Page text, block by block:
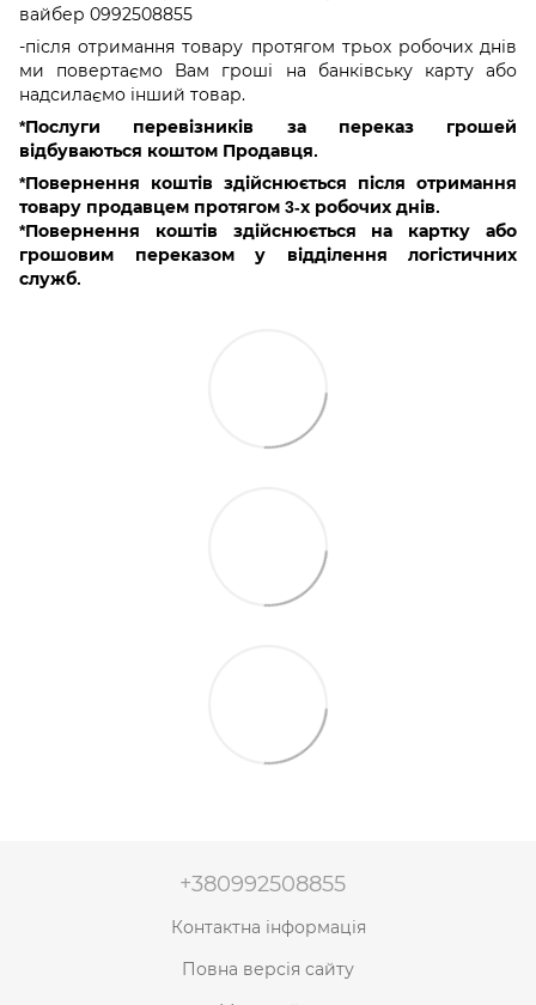
вайбер 0992508855
-після отримання товару протягом трьох робочих днів
ми повертаємо Вам гроші на банківську карту або
надсилаємо інший товар.
*Послуги перевізників за переказ грошей
відбуваються коштом Продавця.
*Повернення коштів здійснюється після отримання
товару продавцем протягом 3-х робочих днів.
*Повернення коштів здійснюється на картку або
грошовим переказом у відділення логістичних
служб.
+380992508855
Контактна інформація
Повна версія сайту